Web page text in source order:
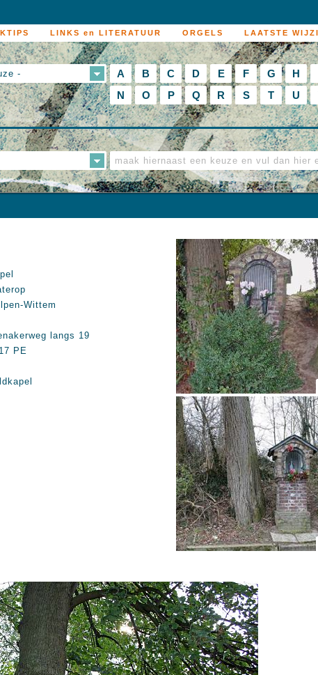
LINKS en LITERATUUR ORGELS LAATSTE
- A B C D E F G H
N
O P Q R S T U
Wittem
langs 19
PE